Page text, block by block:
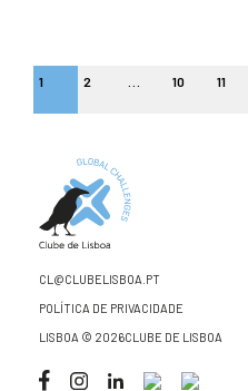
1 2 10 11
CL@CLUBELISBOA.PT
POLÍTICA DE PRIVACIDADE
LISBOA © 2026CLUBE DE LISBOA